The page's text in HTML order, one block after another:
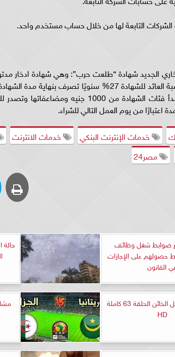
الشركات التابعة لها من خلال حساب مستخدم واحد.
الجديد شهادة “طلعت حرب”: وهي شهادة ادخار
طوال مدة الاحتفاظ بالشهادة وتبلغ نسبة العائد للشهادة 27%
العائد شهريًا بعائد %23.5 سنويًا، وتبدأ فئات
اعتبارًا من يوم العمل التالي للشراء.
خدمات الإنترنت البنكي خدمات الانترنت
مصر24
ضوابط شغل وظائف
حصولهم على الإجازات
القانون
مشاهدة مسلسل الخائن الحلقة 63 كاملة
HD